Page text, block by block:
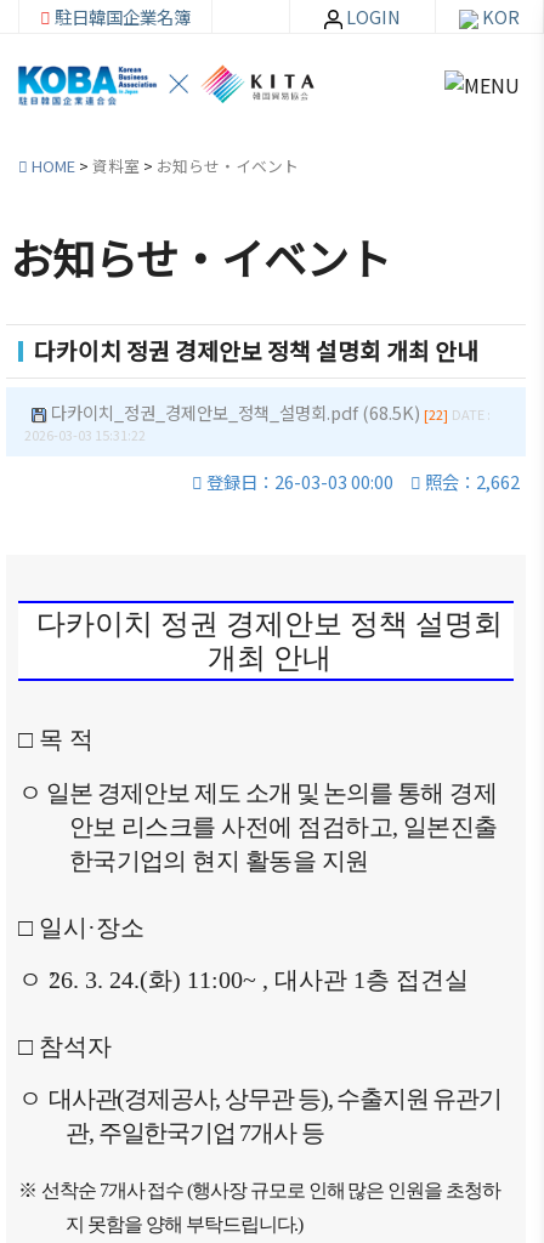
韓
企
連
紹
介
目的/
沿革
主要
組織
図
アクセ
ス
韓国
協会
ウェ
ブアク
セシ
ティ方
針
会員
社加
入・
検索
韓企連
会員加
利·義務
·特典
会員社
総覧
法律相
談
合わせ
会
員
社
活
動
（同好
会）
会員社
お知ら
せ
会員社
稿
料
室
お知ら
ベント
セミナ
ー
イベン
スレタ
ー
関連機
関
駐日韓国企業名簿 KOR
LOGIN
HOME > 資料室 > お知らせ・イベント
お知らせ・イベント
다카이치 정권 경제안보 정책 설명회 개최 안내
다카이치_정권_경제안보_정책_설명회.pdf (68.5K) [22] DATE :
2026-03-03 15:31:22
登録日：26-03-03 00:00 照会：2,662
다카이치 정권 경제안보 정책 설명회
개최 안내
□ 목 적
ㅇ 일본 경제안보 제도 소개 및 논의를 통해 경제
안보 리스크를 사전에 점검하고, 일본진출
한국기업의 현지 활동을 지원
□ 일시 ·장소
ㅇ 26. 3. 24.(화) 11:00~ , 대사관 1층 접견실
□ 참석자
ㅇ 대사관(경제공사, 상무관 등),수출지원 유관기
관, 주일한국기업 7개사 등
※ 선착순 7개사 접수(행사장 규모로 인해 많은 인원을 초청하
지 못함을 양해 부탁드립니다.)